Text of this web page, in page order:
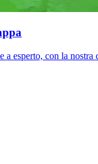
esperto, con la